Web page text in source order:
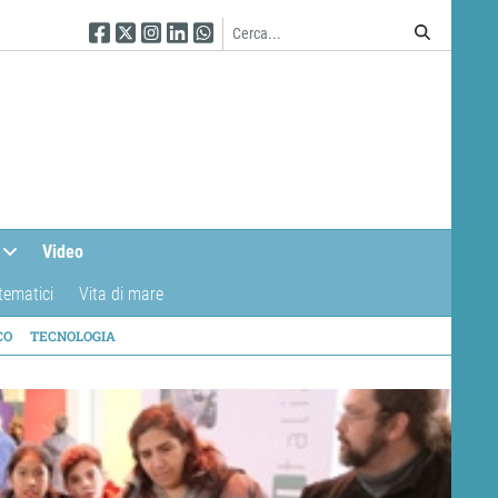
Seguici su Facebook
Seguici su Twitter
Seguici su Instagram
Seguici su Linkedin
Seguici su WhatsApp
Video
Vita di mare
TECNOLOGIA